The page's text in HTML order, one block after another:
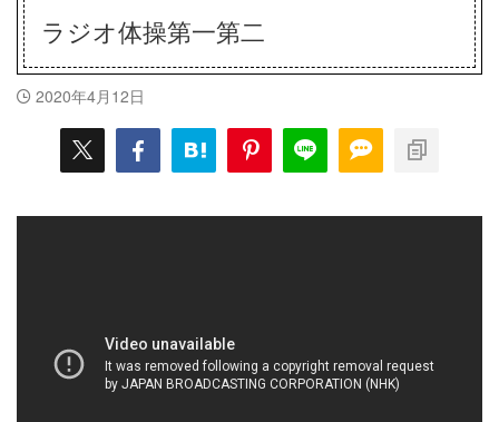
ラジオ体操第一第二
2020年4月12日